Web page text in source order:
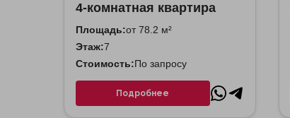
4-комнатная квартира
Площадь:от 78.2 м²
Этаж:7
Стоимость:По запросу
Подробнее